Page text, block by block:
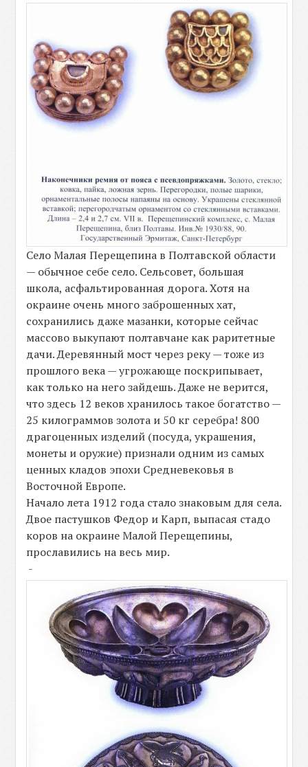
Село Малая Перещепина в Полтавской области
— обычное себе село. Сельсовет, большая
школа, асфальтированная дорога. Хотя на
окраине очень много заброшенных хат,
сохранились даже мазанки, которые сейчас
массово выкупают полтавчане как раритетные
дачи. Деревянный мост через реку — тоже из
прошлого века — угрожающе поскрипывает,
как только на него зайдешь. Даже не верится,
что здесь 12 веков хранилось такое богатство —
25 килограммов золота и 50 кг серебра! 800
драгоценных изделий (посуда, украшения,
монеты и оружие) признали одним из самых
ценных кладов эпохи Средневековья в
Восточной Европе.
Начало лета 1912 года стало знаковым для села.
Двое пастушков Федор и Карп, выпасая стадо
коров на окраине Малой Перещепины,
прославились на весь мир.
-